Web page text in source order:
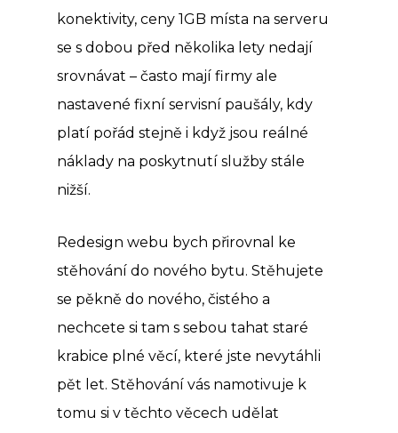
konektivity, ceny 1GB místa na serveru
se s dobou před několika lety nedají
srovnávat – často mají firmy ale
nastavené fixní servisní paušály, kdy
platí pořád stejně i když jsou reálné
náklady na poskytnutí služby stále
nižší.
Redesign webu bych přirovnal ke
stěhování do nového bytu. Stěhujete
se pěkně do nového, čistého a
nechcete si tam s sebou tahat staré
krabice plné věcí, které jste nevytáhli
pět let. Stěhování vás namotivuje k
tomu si v těchto věcech udělat